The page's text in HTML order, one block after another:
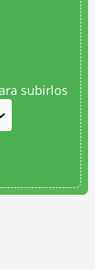
subirlos